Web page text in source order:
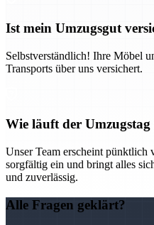
Ist mein Umzugsgut
Selbstverständlich! Ihre Möbel
Transports über uns versichert.
Wie läuft der Umzugstag
Unser Team erscheint pünktlich
sorgfältig ein und bringt alles
und zuverlässig.
Alle Fragen geklärt?